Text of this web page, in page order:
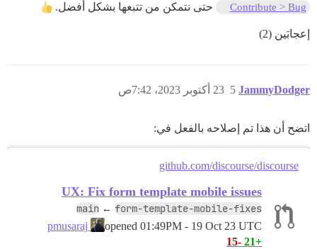
Contribute > Bug حتى نتمكن من تتبعها بشكل أفضل.
إعجابَين (2)
JammyDodger 23 أكتوبر 2023، 7:42ص 5
اتضح أن هذا تم إصلاحه بالفعل في:
github.com/discourse/discourse
UX: Fix form template mobile issues
main ← form-template-mobile-fixes
opened 01:49PM - 19 Oct 23 UTC
+21
-15